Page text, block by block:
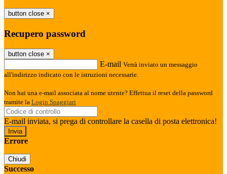
button close ×
Recupero password
button close ×
E-mail Verrà inviato un messaggio
all'indirizzo indicato con le istruzioni necessarie.
Non hai una e-mail associata al nome utente? Effettua il reset della password
tramite la Login Spaggiari
E-mail inviata, si prega di controllare la casella di posta elettronica!
Errore
Chiudi
Successo